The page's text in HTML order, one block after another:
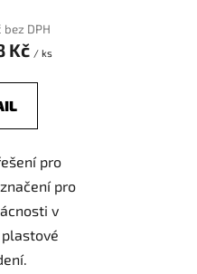
bez DPH
Kč / ks
pro
pro
v